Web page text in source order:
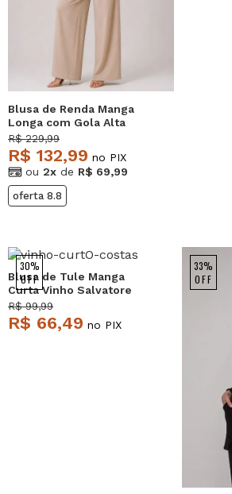
Blusa de Renda Manga
Longa com Gola Alta
Preto Salvatore
R$ 229,99
R$ 132,99 no PIX
ou 2x de R$ 69,99
oferta 8.8
30%
OFF
Blusa de Tule Manga
Curta Vinho Salvatore
R$ 99,99
R$ 66,49 no PIX
33%
OFF